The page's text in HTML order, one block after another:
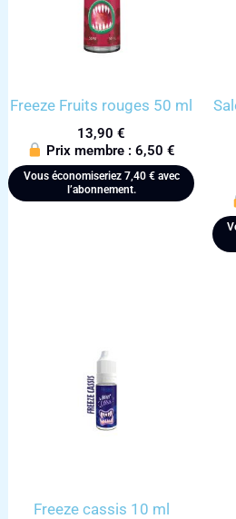
Freeze Fruits rouges 50 ml
13,90€
Prix membre :6,50€
Vous économiseriez 7,40 €avec
l’abonnement.
Freeze cassis 10 ml